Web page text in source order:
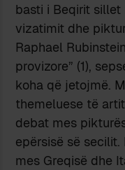
basti i Beqirit
vizatimit dhe
Raphael
provizore” (1),
koha që jetojmë.
themeluese të
debat mes
epërsisë së
mes Greqisë dhe